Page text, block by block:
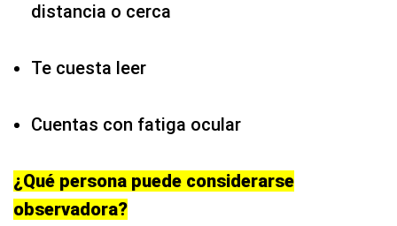
distancia o cerca
Te cuesta leer
Cuentas con fatiga ocular
¿Qué persona puede considerarse
observadora?